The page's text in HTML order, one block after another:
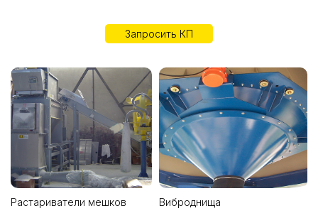
Запросить КП
Растариватели мешков Виброднища